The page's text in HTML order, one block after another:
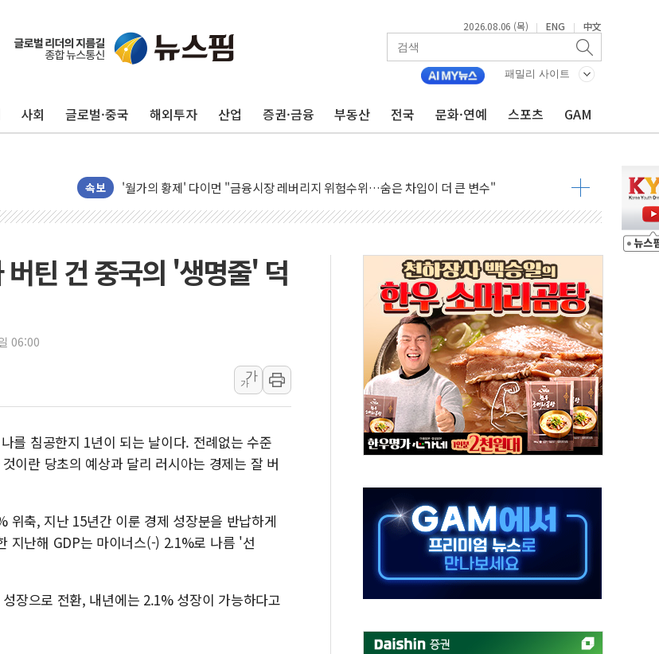
2026.08.06 (목) | ENG | 中文
패밀리 사이트
사회 글로벌·중국 해외투자 산업 증권·금융 부동산 전국 문화·연예 스포츠 GAM
속보
[베트남 증시] 지수 하락 속 'DGC' 임시 주총 기대감에 홀로 상한가…마진 잔액은 사상 최고
양주 섬유염색공장서 화재 1명 중상…대응 1단계 진압 중
김정관 산업부 장관 "주 52시간 손봐야, 경쟁상대 中과 비교해야"
[3보] 북, 원산서 동해로 단거리 탄도미사일 1발 발사… 올해 10번째·42일 만 도발
우크라 드론 전술, 중남미 콜롬비아에 새 안보 위기… 반군·마약카르텔이 습득해 전투 활용
주한미군 "오산기지 누출, 백린 아닌 무해한 표면 부식 물질"
구미 폐염산처리업체서 불 2시간30여분만에 진화...외국인 노동자 숨져
해군과 함께하는 '불금전파, 송정' 시즌2
강원도 폭염특보 11일째…온열질환·가축 피해 최소화 '총력 대응'
[코인 시황] 비트코인, ETF 자금 유입에도 박스권…美 암호화폐 법안 처리 여부도 변수
[르포] 39도 폭염 속 잠실 개표소 시위 '62일째'..."대부분 여기서 상주"
강원·전라권 폭염중대경보 확대…온열질환자 2665명·사망 23명
빚투·레버리지 줄었지만, 반도체 두 종목에 코스피 '휘청'
[2보] 북한, 원산서 동해상 단거리 탄도미사일 발사
양주 가전제품 창고서 화재…차량 3대·건물 1동 전소
종로·중구 오피스 78%가 준공 10년 이상…리뉴얼이 경쟁력 가른다
법원, '관저 이전 봐주기 감사' 유병호 구속적부심 기각
틴 건 중국의 '생명줄' 덕
06:00
가
가
를 침공한지 1년이 되는 날이다. 전례없는 수준
이란 당초의 예상과 달리 러시아는 경제는 잘 버
위축, 지난 15년간 이룬 경제 성장분을 반납하게
지난해 GDP는 마이너스(-) 2.1%로 나름 '선
장으로 전환, 내년에는 2.1% 성장이 가능하다고